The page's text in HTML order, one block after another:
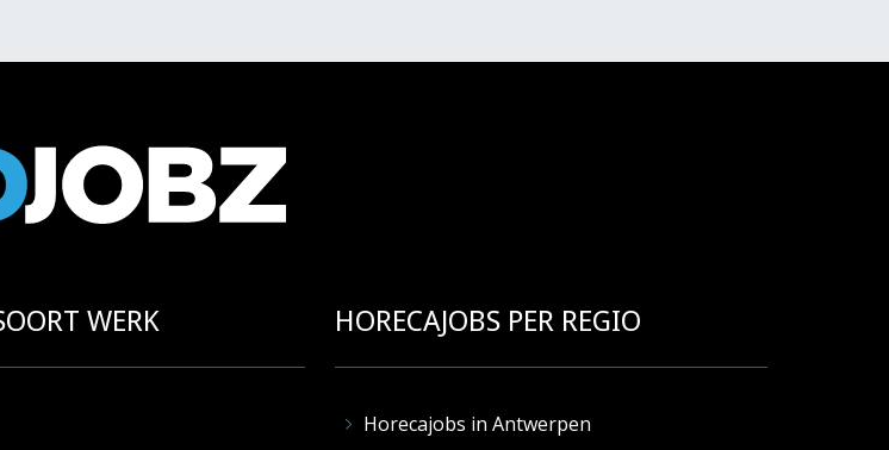
WERK HORECAJOBS PER REGIO
Horecajobs in Antwerpen